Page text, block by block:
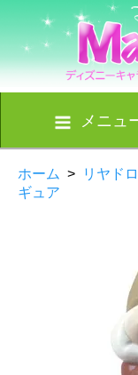
メニュ
ホーム >
リヤド
ギュア